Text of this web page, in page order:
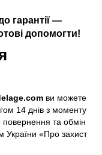
гарантії —
допомогти!
ви можете
14 днів з моменту
та обмін
України «Про захист